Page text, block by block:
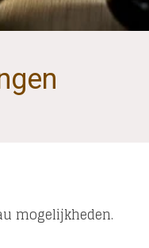
mogelijkheden.